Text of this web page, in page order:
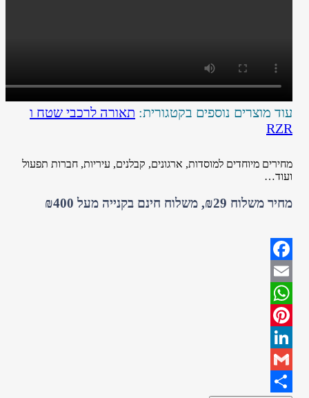
עוד מוצרים נוספים בקטגורית: תאורה לרכבי שטח ו
RZR
מחירים מיוחדים למוסדות, ארגונים, קבלנים, עיריות, חברות תפעול
ועוד…
מחיר משלוח ₪29, משלוח חינם בקנייה מעל ₪400
Facebook
Email
WhatsApp
Pinterest
LinkedIn
Gmail